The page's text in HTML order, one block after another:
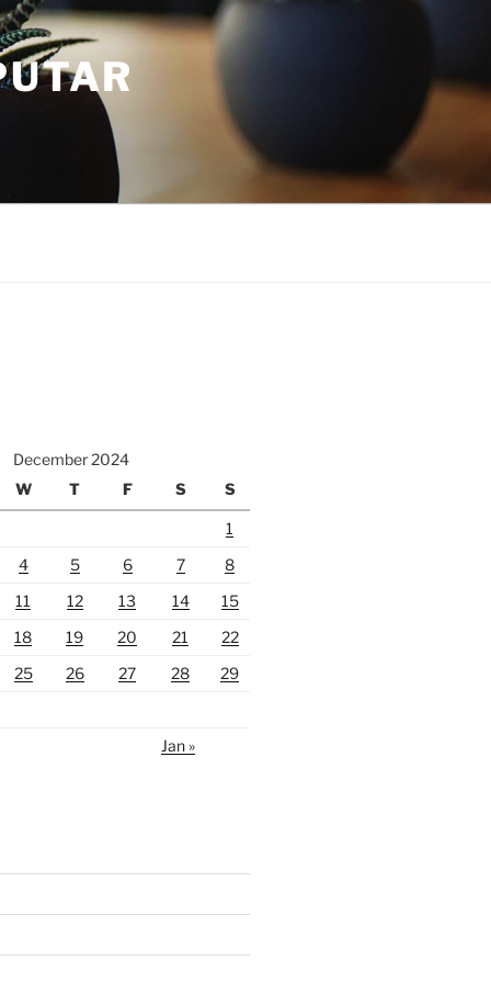
December 2024
W T F S S
1
4 5 6 7
8
11 12 13 14
15
18 19 20 21
22
25 26 27 28
29
Jan »